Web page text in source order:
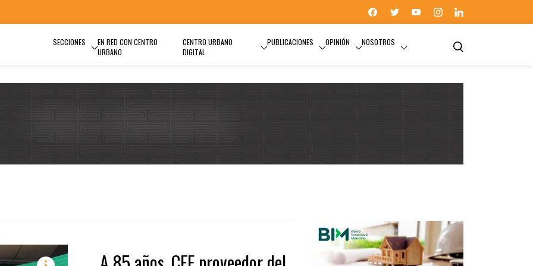
SECCIONES
EN RED CON CENTRO
URBANO
CENTRO URBANO
DIGITAL
PUBLICACIONES OPINIÓN NOSOTROS